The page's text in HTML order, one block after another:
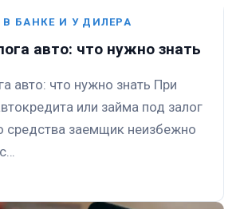
БАНКЕ И У ДИЛЕРА
авто: что нужно знать
авто: что нужно знать При
или займа под залог
средства заемщик неизбежно